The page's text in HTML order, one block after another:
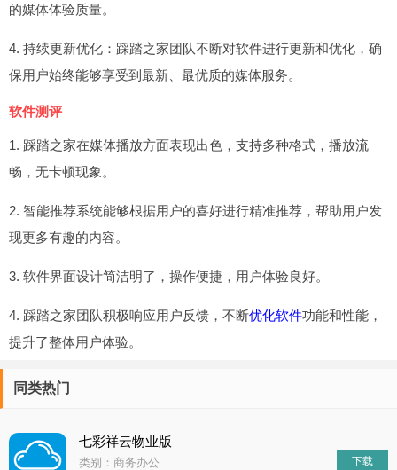
的媒体体验质量。
4. 持续更新优化：踩踏之家团队不断对软件进行更新和优化，确
保用户始终能够享受到最新、最优质的媒体服务。
软件测评
1. 踩踏之家在媒体播放方面表现出色，支持多种格式，播放流
畅，无卡顿现象。
2. 智能推荐系统能够根据用户的喜好进行精准推荐，帮助用户发
现更多有趣的内容。
3. 软件界面设计简洁明了，操作便捷，用户体验良好。
4. 踩踏之家团队积极响应用户反馈，不断优化软件功能和性能，
提升了整体用户体验。
同类热门
七彩祥云物业版
类别：商务办公
下载